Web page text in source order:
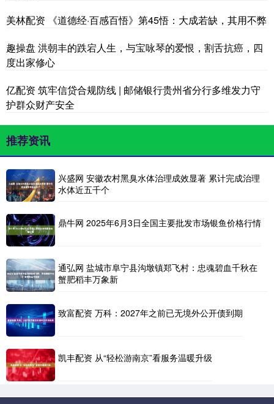
美林配资 《道德经·百感百悟》第45悟：大成若缺，其用不弊
趣操盘 洪朝丰的跌宕人生，与宝咏琴的爱恨，割舌抗癌，四
度出家修心
亿配资 筑牢信贷合规防线 | 邮储银行贵州省分行多维发力守
护群众财产安全
推荐资讯
兴盛网 安徽农村黑臭水体治理成效显著 累计完成治理
水体近五千个
鼎牛网 2025年6月3日全国主要批发市场银鱼价格行情
通弘网 盐城市阜宁县沟墩镇郑飞村：忠魂碧血千秋在
蟹肥稻丰万象新
致富配资 万科：2027年之前已无境外公开债到期
凯丰配资 从“轻松游南京”看服务温暖升级